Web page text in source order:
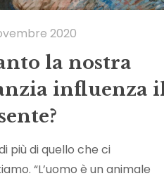
2020
la nostra
influenza
più di quello che ci
“L’uomo è un animale